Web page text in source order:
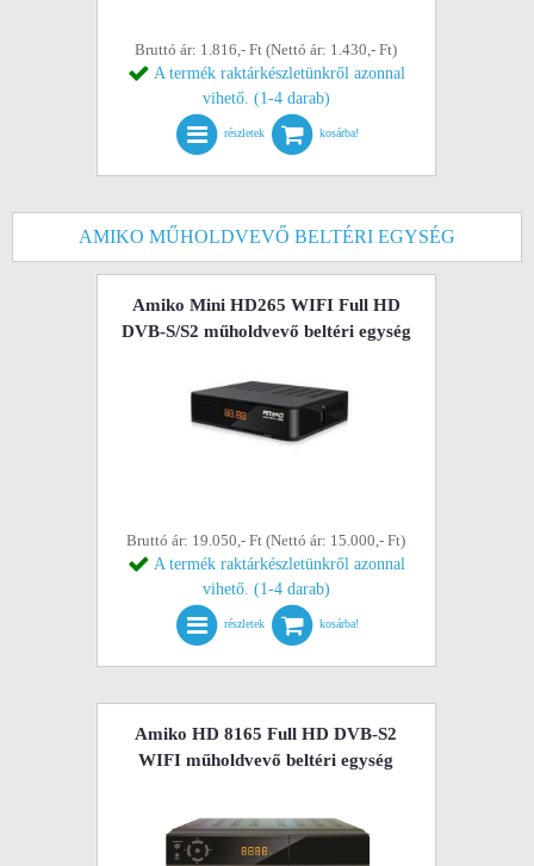
Bruttó ár: 1.816,- Ft (Nettó ár: 1.430,- Ft)
A termék raktárkészletünkről azonnal
vihető. (1-4 darab)
részletek kosárba!
AMIKO MŰHOLDVEVŐ BELTÉRI EGYSÉG
Amiko Mini HD265 WIFI Full HD
DVB-S/S2 műholdvevő beltéri egység
Bruttó ár: 19.050,- Ft (Nettó ár: 15.000,- Ft)
A termék raktárkészletünkről azonnal
vihető. (1-4 darab)
részletek kosárba!
Amiko HD 8165 Full HD DVB-S2
WIFI műholdvevő beltéri egység